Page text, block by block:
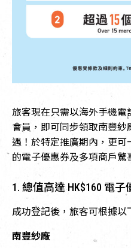
旅客現在只需以海外手機電
會員，即可同步領取南豐紗
遇！於特定推廣期內，更可
的電子優惠券及多項商戶驚
1. 總值高達 HK$160 電子
成功登記後，旅客可根據以
南豐紗廠